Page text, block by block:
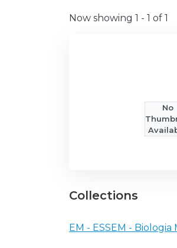
Now showing 1 - 1 of 1
No
Collections
EM - ESSEM -